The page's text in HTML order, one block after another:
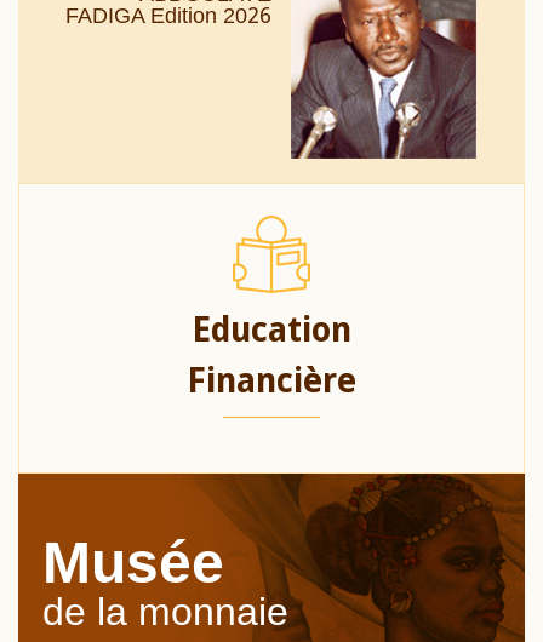
FADIGA Edition 2026
Education
Financière
Musée
de la monnaie